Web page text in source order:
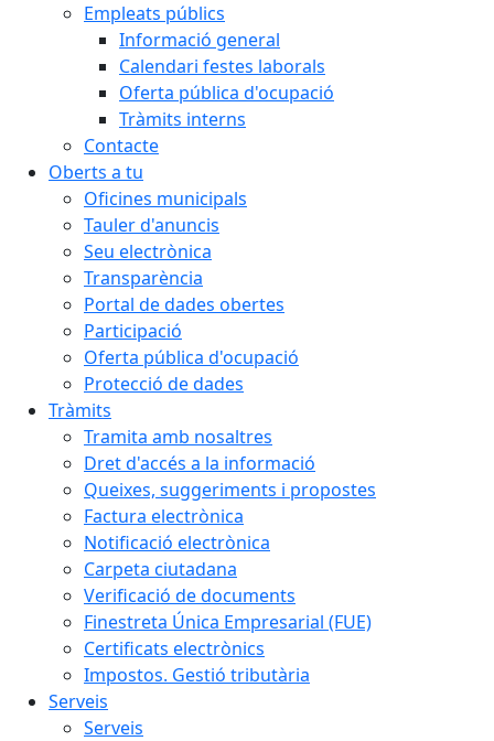
Empleats públics
Informació general
Calendari festes laborals
Oferta pública d'ocupació
Tràmits interns
Contacte
Oberts a tu
Oficines municipals
Tauler d'anuncis
Seu electrònica
Transparència
Portal de dades obertes
Participació
Oferta pública d'ocupació
Protecció de dades
Tràmits
Tramita amb nosaltres
Dret d'accés a la informació
Queixes, suggeriments i propostes
Factura electrònica
Notificació electrònica
Carpeta ciutadana
Verificació de documents
Finestreta Única Empresarial (FUE)
Certificats electrònics
Impostos. Gestió tributària
Serveis
Serveis